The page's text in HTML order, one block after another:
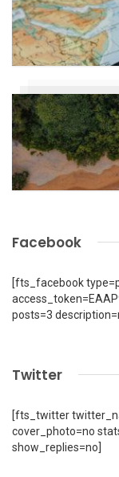
Facebook
[fts_facebook
posts=3
Twitter
[fts_twitter
cover_photo=no
show_replies=no]